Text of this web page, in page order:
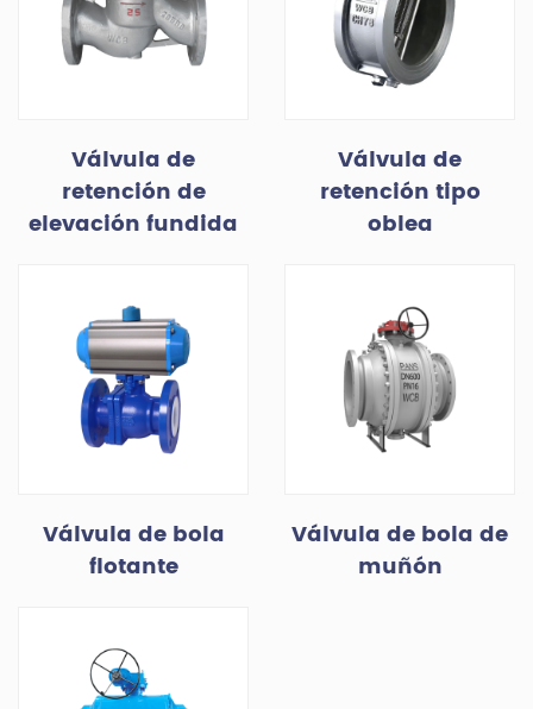
Válvula de
retención de
elevación fundida
Válvula de
retención tipo
oblea
Válvula de bola
flotante
Válvula de bola de
muñón